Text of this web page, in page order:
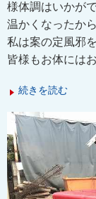
様体調はいかが
温かくなったか
私は案の定風邪
皆様もお体には
続きを読む